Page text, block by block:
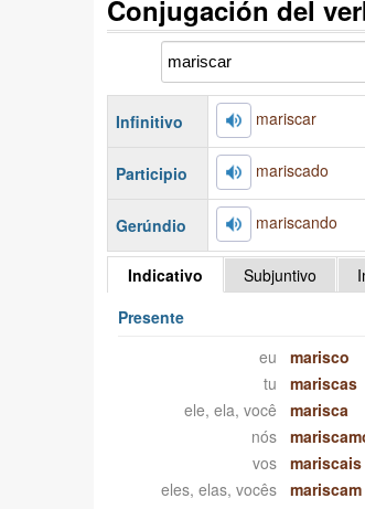
Conjugación del
Infinitivo mariscar
Participio mariscado
Gerúndio mariscando
Indicativo Subjuntivo
Presente
eu
marisco
tu
mariscas
ele, ela, você
marisca
nós
vos
mariscais
eles, elas, vocês
mariscam